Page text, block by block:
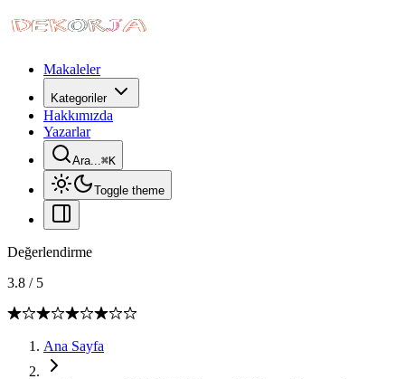
Makaleler
Kategoriler
Hakkımızda
Yazarlar
Ara...⌘K
Toggle theme
Değerlendirme
3.8 / 5
Ana Sayfa